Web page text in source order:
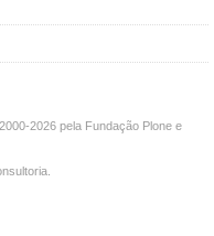
2000-2026 pela Fundação Plone e